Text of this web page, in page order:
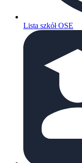
Lista szkół OSE